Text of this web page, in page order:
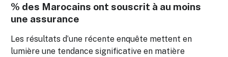
% des Marocains ont souscrit à au moins
une assurance
Les résultats d’une récente enquête mettent en
lumière une tendance significative en matière